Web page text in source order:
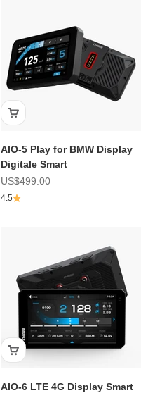
AIO-5 Play for BMW Display
Digitale Smart
Prezzo scontato
US$499.00
4.5
AIO-6 LTE 4G Display Smart